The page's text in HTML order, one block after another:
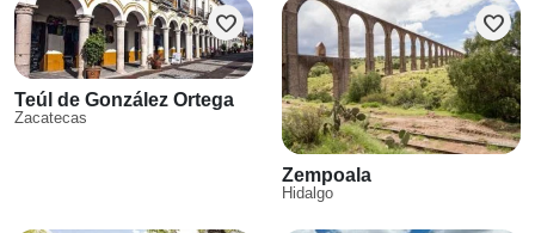
favorite
Teúl de González Ortega
Zacatecas
favorite
Zempoala
Hidalgo